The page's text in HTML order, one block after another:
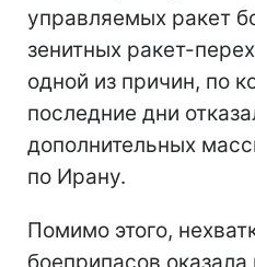
управляемых ракет
зенитных ракет-
одной из причин, по
последние дни
дополнительных
по Ирану.
Помимо этого,
боеприпасов